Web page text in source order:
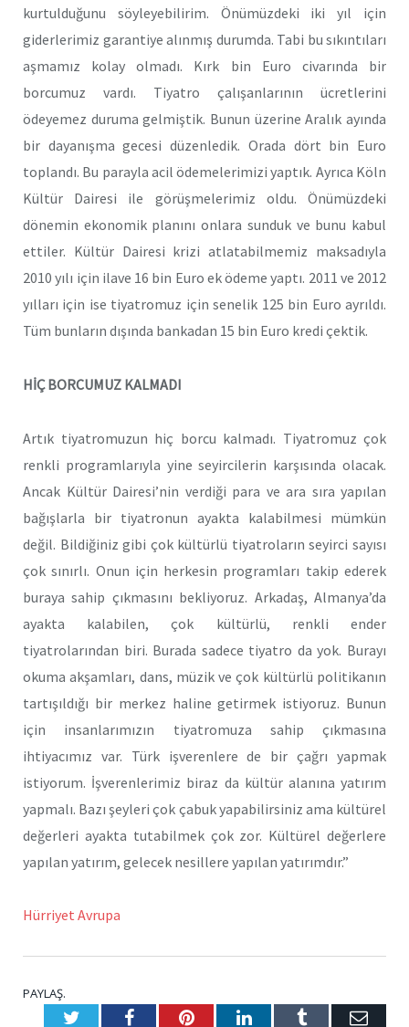
kurtulduğunu söyleyebilirim. Önümüzdeki iki yıl için
giderlerimiz garantiye alınmış durumda. Tabi bu sıkıntıları
aşmamız kolay olmadı. Kırk bin Euro civarında bir
borcumuz vardı. Tiyatro çalışanlarının ücretlerini
ödeyemez duruma gelmiştik. Bunun üzerine Aralık ayında
bir dayanışma gecesi düzenledik. Orada dört bin Euro
toplandı. Bu parayla acil ödemelerimizi yaptık. Ayrıca Köln
Kültür Dairesi ile görüşmelerimiz oldu. Önümüzdeki
dönemin ekonomik planını onlara sunduk ve bunu kabul
ettiler. Kültür Dairesi krizi atlatabilmemiz maksadıyla
2010 yılı için ilave 16 bin Euro ek ödeme yaptı. 2011 ve 2012
yılları için ise tiyatromuz için senelik 125 bin Euro ayrıldı.
Tüm bunların dışında bankadan 15 bin Euro kredi çektik.
HİÇ BORCUMUZ KALMADI
Artık tiyatromuzun hiç borcu kalmadı. Tiyatromuz çok
renkli programlarıyla yine seyircilerin karşısında olacak.
Ancak Kültür Dairesi’nin verdiği para ve ara sıra yapılan
bağışlarla bir tiyatronun ayakta kalabilmesi mümkün
değil. Bildiğiniz gibi çok kültürlü tiyatroların seyirci sayısı
çok sınırlı. Onun için herkesin programları takip ederek
buraya sahip çıkmasını bekliyoruz. Arkadaş, Almanya’da
ayakta kalabilen, çok kültürlü, renkli ender
tiyatrolarından biri. Burada sadece tiyatro da yok. Burayı
okuma akşamları, dans, müzik ve çok kültürlü politikanın
tartışıldığı bir merkez haline getirmek istiyoruz. Bunun
için insanlarımızın tiyatromuza sahip çıkmasına
ihtiyacımız var. Türk işverenlere de bir çağrı yapmak
istiyorum. İşverenlerimiz biraz da kültür alanına yatırım
yapmalı. Bazı şeyleri çok çabuk yapabilirsiniz ama kültürel
değerleri ayakta tutabilmek çok zor. Kültürel değerlere
yapılan yatırım, gelecek nesillere yapılan yatırımdır.”
Hürriyet Avrupa
PAYLAŞ.
TwitterFacebookPinterestLinkedInTumblr E-